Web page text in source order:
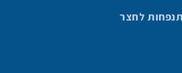
לחצר